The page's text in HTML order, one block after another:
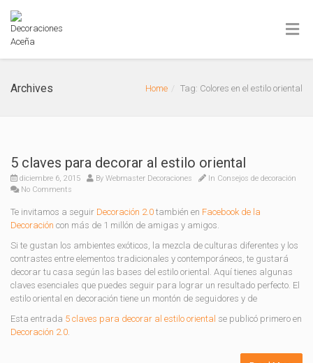
Archives Home Tag: Colores en el estilo oriental
5 claves para decorar al estilo oriental
diciembre 6, 2015 By Webmaster Decoraciones In Consejos de decoración
No Comments
Te invitamos a seguir Decoración 2.0 también en Facebook de la
Decoración con más de 1 millón de amigas y amigos.
Si te gustan los ambientes exóticos, la mezcla de culturas diferentes y los
contrastes entre elementos tradicionales y contemporáneos, te gustará
decorar tu casa según las bases del estilo oriental. Aquí tienes algunas
claves esenciales que puedes seguir para lograr un resultado perfecto. El
estilo oriental en decoración tiene un montón de seguidores y de
Esta entrada 5 claves para decorar al estilo oriental se publicó primero en
Decoración 2.0.